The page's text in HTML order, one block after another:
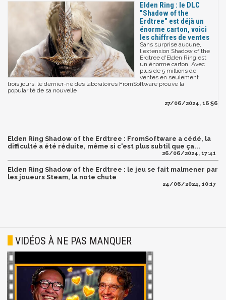
Elden Ring : le DLC
"Shadow of the
Erdtree" est déjà un
énorme carton, voici
les chiffres de ventes
Sans surprise aucune,
l'extension Shadow of the
Erdtree d'Elden Ring est
un énorme carton. Avec
plus de 5 millions de
ventes en seulement
trois jours, le dernier-né des laboratoires FromSoftware prouve la
popularité de sa nouvelle
27/06/2024, 16:56
Elden Ring Shadow of the Erdtree : FromSoftware a cédé, la
difficulté a été réduite, même si c'est plus subtil que ça...
26/06/2024, 17:41
Elden Ring Shadow of the Erdtree : le jeu se fait malmener par
les joueurs Steam, la note chute
24/06/2024, 10:17
VIDÉOS À NE PAS MANQUER